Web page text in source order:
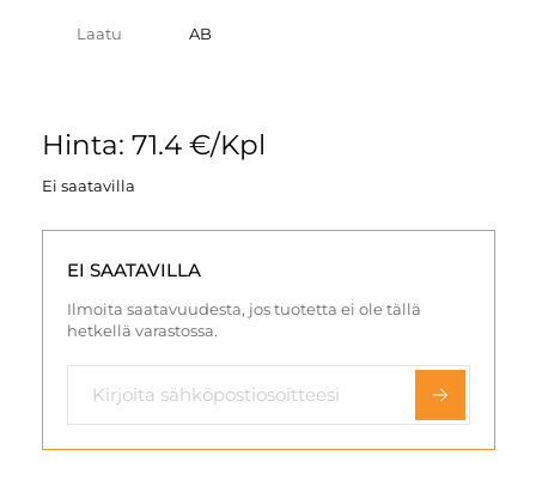
Laatu AB
Hinta: 71.4 €/Kpl
Ei saatavilla
EI SAATAVILLA
Ilmoita saatavuudesta, jos tuotetta ei ole tällä
hetkellä varastossa.